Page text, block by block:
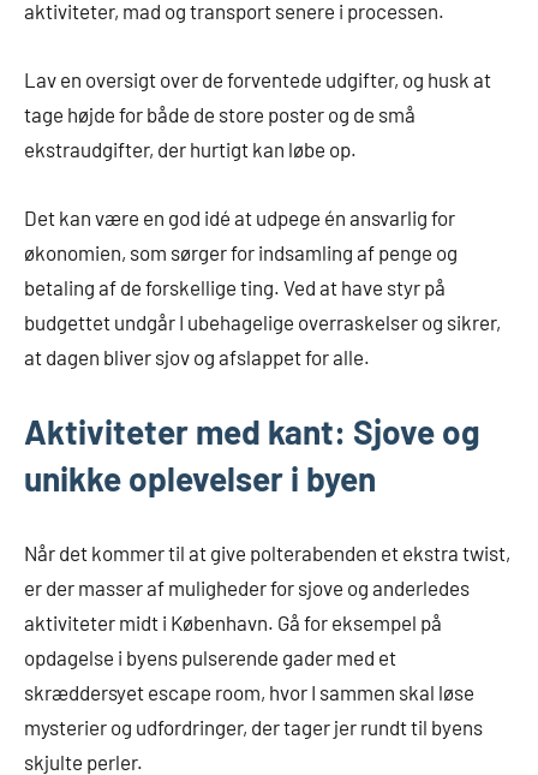
aktiviteter, mad og transport senere i processen.
Lav en oversigt over de forventede udgifter, og husk at
tage højde for både de store poster og de små
ekstraudgifter, der hurtigt kan løbe op.
Det kan være en god idé at udpege én ansvarlig for
økonomien, som sørger for indsamling af penge og
betaling af de forskellige ting. Ved at have styr på
budgettet undgår I ubehagelige overraskelser og sikrer,
at dagen bliver sjov og afslappet for alle.
Aktiviteter med kant: Sjove og
unikke oplevelser i byen
Når det kommer til at give polterabenden et ekstra twist,
er der masser af muligheder for sjove og anderledes
aktiviteter midt i København. Gå for eksempel på
opdagelse i byens pulserende gader med et
skræddersyet escape room, hvor I sammen skal løse
mysterier og udfordringer, der tager jer rundt til byens
skjulte perler.